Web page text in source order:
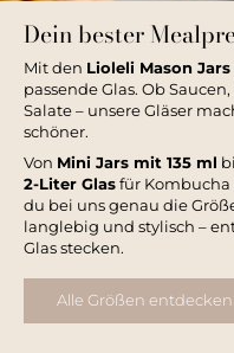
Dein bester
Mit den Lioleli Mason Jars
passende Glas. Ob
Salate – unsere Gläser
schöner.
Von Mini Jars mit 135 ml
2-Liter Glas für Kombucha
du bei uns genau die
langlebig und stylisch –
Glas stecken.
Alle Größen entdecken